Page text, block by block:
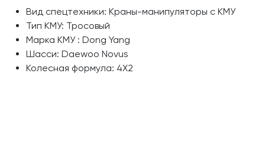
Вид спецтехники: Краны-манипуляторы с КМУ
Тип КМУ: Тросовый
Марка КМУ : Dong Yang
Шасси: Daewoo Novus
Колесная формула: 4Х2